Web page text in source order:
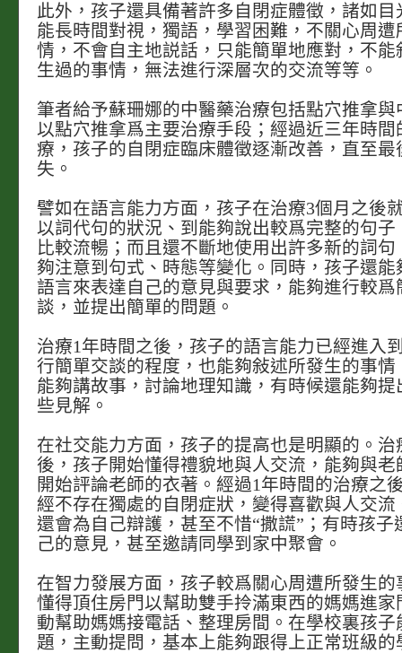
此外，孩子還具備著許多自閉症體徵，諸如目
能長時間對視，獨語，學習困難，不關心周遭
情，不會自主地説話，只能簡單地應對，不能
生過的事情，無法進行深層次的交流等等。
筆者給予蘇珊娜的中醫藥治療包括點穴推拿與
以點穴推拿爲主要治療手段；經過近三年時間
療，孩子的自閉症臨床體徵逐漸改善，直至最
失。
譬如在語言能力方面，孩子在治療3個月之後
以詞代句的狀況、到能夠說出較爲完整的句子
比較流暢；而且還不斷地使用出許多新的詞句
夠注意到句式、時態等變化。同時，孩子還能
語言來表達自己的意見與要求，能夠進行較爲
談，並提出簡單的問題。
治療1年時間之後，孩子的語言能力已經進入
行簡單交談的程度，也能夠敍述所發生的事情
能夠講故事，討論地理知識，有時候還能夠提
些見解。
在社交能力方面，孩子的提高也是明顯的。治
後，孩子開始懂得禮貌地與人交流，能夠與老
開始評論老師的衣著。經過1年時間的治療之
經不存在獨處的自閉症狀，變得喜歡與人交流
還會為自己辯護，甚至不惜“撒謊”；有時孩子
己的意見，甚至邀請同學到家中聚會。
在智力發展方面，孩子較爲關心周遭所發生的
懂得頂住房門以幫助雙手拎滿東西的媽媽進家
動幫助媽媽接電話、整理房間。在學校裏孩子
題，主動提問，基本上能夠跟得上正常班級的